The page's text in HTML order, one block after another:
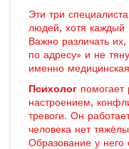
Эти три
людей, хотя каждый
Важно различать
по адресу» и не
именно
Психолог помогает
настроением,
тревоги. Он
человека нет
Образование у него